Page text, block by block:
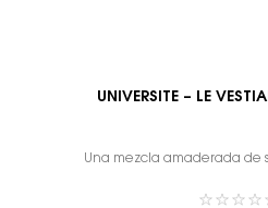
UNIVERSITE – LE
Una mezcla amaderada de